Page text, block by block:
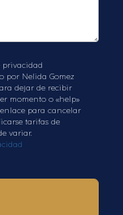
privacidad
por Nelida Gomez
dejar de recibir
momento o «help»
para cancelar
tarifas de
variar.